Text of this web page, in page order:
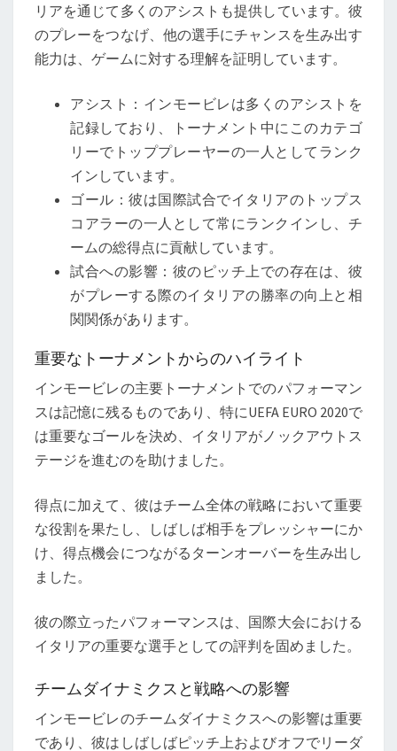
リアを通じて多くのアシストも提供しています。彼
のプレーをつなげ、他の選手にチャンスを生み出す
能力は、ゲームに対する理解を証明しています。
アシスト：インモービレは多くのアシストを
記録しており、トーナメント中にこのカテゴ
リーでトッププレーヤーの一人としてランク
インしています。
ゴール：彼は国際試合でイタリアのトップス
コアラーの一人として常にランクインし、チ
ームの総得点に貢献しています。
試合への影響：彼のピッチ上での存在は、彼
がプレーする際のイタリアの勝率の向上と相
関関係があります。
重要なトーナメントからのハイライト
インモービレの主要トーナメントでのパフォーマン
スは記憶に残るものであり、特にUEFA EURO 2020で
は重要なゴールを決め、イタリアがノックアウトス
テージを進むのを助けました。
得点に加えて、彼はチーム全体の戦略において重要
な役割を果たし、しばしば相手をプレッシャーにか
け、得点機会につながるターンオーバーを生み出し
ました。
彼の際立ったパフォーマンスは、国際大会における
イタリアの重要な選手としての評判を固めました。
チームダイナミクスと戦略への影響
インモービレのチームダイナミクスへの影響は重要
であり、彼はしばしばピッチ上およびオフでリーダ